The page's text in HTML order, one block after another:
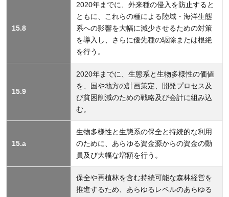
15.8
2020年までに、外来種の侵入を防止すると
ともに、これらの種による陸域・海洋生態
系への影響を大幅に減少させるための対策
を導入し、さらに優先種の駆除または根絶
を行う。
15.9
2020年までに、生態系と生物多様性の価値
を、国や地方の計画策定、開発プロセス及
び貧困削減のための戦略及び会計に組み込
む。
15.a
生物多様性と生態系の保全と持続的な利用
のために、あらゆる資金源からの資金の動
員及び大幅な増額を行う。
保全や再植林を含む持続可能な森林経営を
推進するため、あらゆるレベルのあらゆる